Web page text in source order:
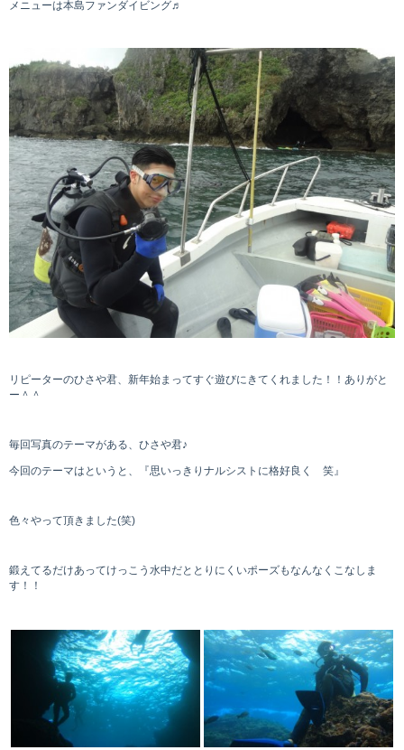
メニューは本島ファンダイビング♬
リピーターのひさや君、新年始まってすぐ遊びにきてくれました！！ありがと
ー＾＾
毎回写真のテーマがある、ひさや君♪
今回のテーマはというと、『思いっきりナルシストに格好良く 笑』
色々やって頂きました(笑)
鍛えてるだけあってけっこう水中だととりにくいポーズもなんなくこなしま
す！！